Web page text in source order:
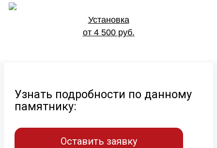
Установка
от 4 500 руб.
Узнать подробности по данному
памятнику:
Оставить заявку